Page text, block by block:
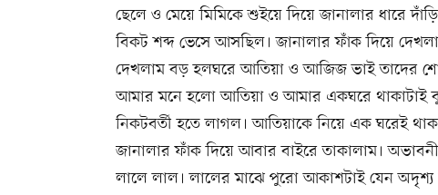
ছেলে ও মেয়ে মিমিকে শুইয়ে দিয়ে জানালার ধারে
বিকট শব্দ ভেসে আসছিল। জানালার ফাঁক দিয়ে
দেখলাম বড় হলঘরে আতিয়া ও আজিজ ভাই তাদের
আমার মনে হলো আতিয়া ও আমার একঘরে থাকাটাই
নিকটবর্তী হতে লাগল। আতিয়াকে নিয়ে এক ঘরেই
জানালার ফাঁক দিয়ে আবার বাইরে তাকালাম।
লালে লাল। লালের মাঝে পুরো আকাশটাই যেন